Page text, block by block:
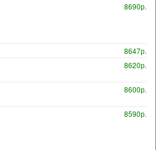
8690р.
8647р.
8620р.
8600р.
8590р.